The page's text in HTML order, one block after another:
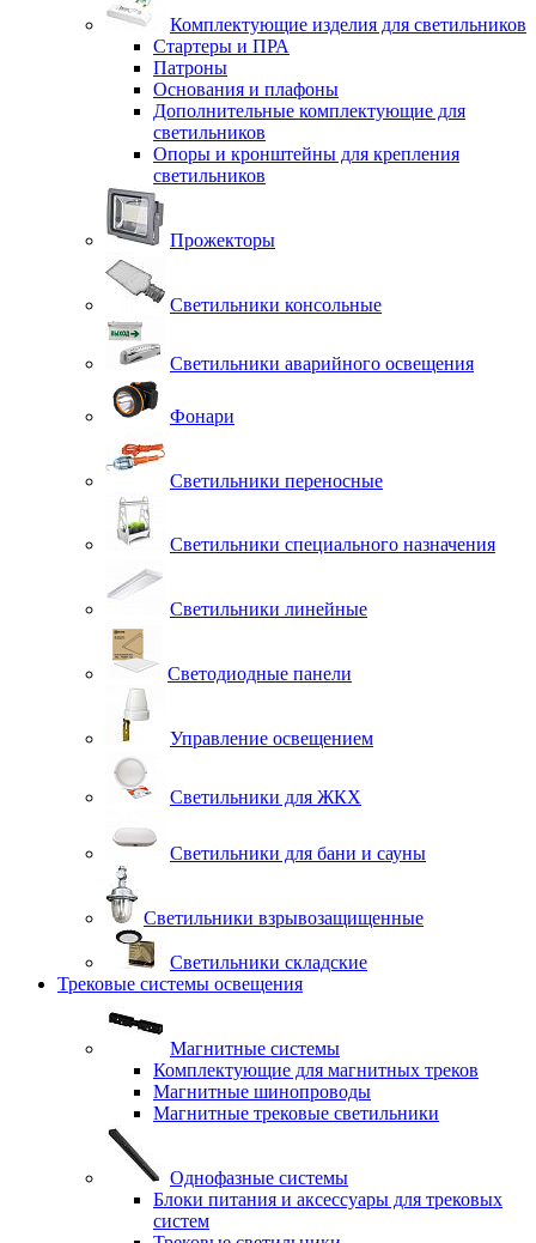
Комплектующие изделия для светильников
Стартеры и ПРА
Патроны
Основания и плафоны
Дополнительные комплектующие для
светильников
Опоры и кронштейны для крепления
светильников
Прожекторы
Светильники консольные
Светильники аварийного освещения
Фонари
Светильники переносные
Светильники специального назначения
Светильники линейные
Светодиодные панели
Управление освещением
Светильники для ЖКХ
Светильники для бани и сауны
Светильники взрывозащищенные
Светильники складские
Трековые системы освещения
Магнитные системы
Комплектующие для магнитных треков
Магнитные шинопроводы
Магнитные трековые светильники
Однофазные системы
Блоки питания и аксессуары для трековых
систем